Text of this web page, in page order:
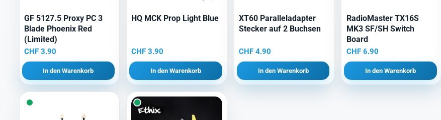
GF 5127.5 Proxy PC 3
Blade Phoenix Red
(Limited)
CHF3.90
In den Warenkorb
HQ MCK Prop Light Blue
CHF 3.90
In den Warenkorb
XT60 Paralleladapter
Stecker auf 2 Buchsen
CHF 4.90
In den Warenkorb
RadioMaster TX16S
MK3 SF/SH Switch
Board
CHF6.90
In den Warenkorb